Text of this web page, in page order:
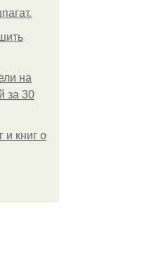
на
за 30
и книг о